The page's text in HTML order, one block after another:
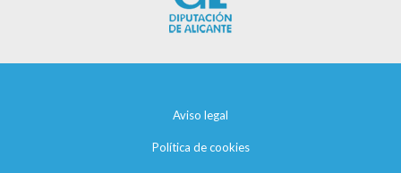
Aviso legal
Política de cookies